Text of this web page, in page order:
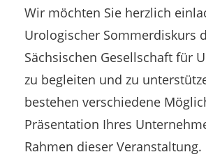
Wir möchten Sie herzlich
Urologischer Sommerdiskurs
Sächsischen Gesellschaft für
zu begleiten und zu
bestehen verschiedene
Präsentation Ihres
Rahmen dieser Veranstaltung.